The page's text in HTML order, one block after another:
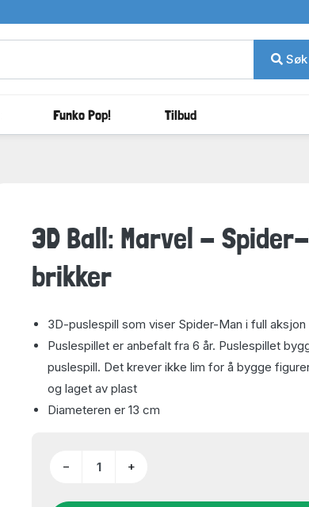
Søk
Funko Pop! Tilbud
3D Ball: Marvel -
brikker
3D-puslespill som viser Spider-Man i full aksjon
Puslespillet er anbefalt fra 6 år. Puslespillet
puslespill. Det krever ikke lim for å bygge
og laget av plast
Diameteren er 13 cm
− +